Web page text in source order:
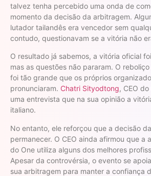
talvez tenha percebido uma onda de
momento da decisão da arbitragem.
lutador tailandês era vencedor sem
contudo, questionavam se a vitória não
O resultado já sabemos, a vitória oficial
mas as questões não pararam. O
foi tão grande que os próprios
pronunciaram. Chatri Sityodtong, CEO
uma entrevista que na sua opinião a
italiano.
No entanto, ele reforçou que a decisão
permanecer. O CEO ainda afirmou que a
do One utiliza alguns dos melhores
Apesar da controvérsia, o evento se
sua arbitragem para manter a confiança